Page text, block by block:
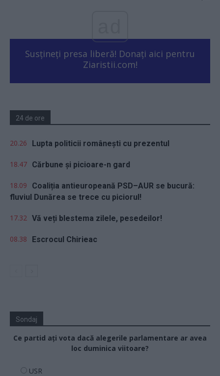
Susțineți presa liberă! Donați aici pentru
Ziaristii.com!
24 de ore
20.26 Lupta politicii românești cu prezentul
18.47 Cărbune și picioare-n gard
18.09
Coaliția antieuropeană PSD–AUR se bucură:
fluviul Dunărea se trece cu piciorul!
17.32 Vă veți blestema zilele, pesedeilor!
08.38 Escrocul Chirieac
Sondaj
Ce partid ați vota dacă alegerile parlamentare ar avea
loc duminica viitoare?
USR